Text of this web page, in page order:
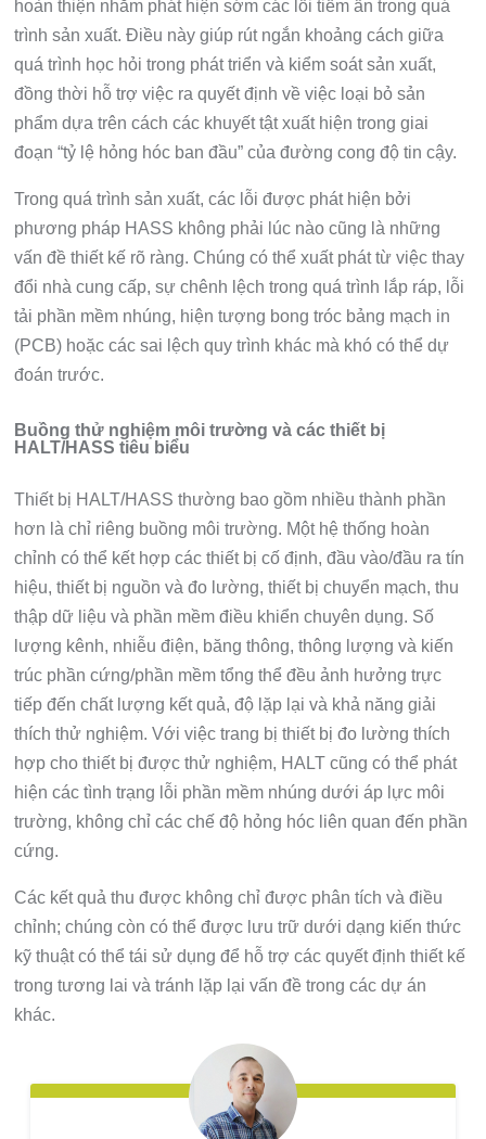
hoàn thiện nhằm phát hiện sớm các lỗi tiềm ẩn trong quá
trình sản xuất. Điều này giúp rút ngắn khoảng cách giữa
quá trình học hỏi trong phát triển và kiểm soát sản xuất,
đồng thời hỗ trợ việc ra quyết định về việc loại bỏ sản
phẩm dựa trên cách các khuyết tật xuất hiện trong giai
đoạn “tỷ lệ hỏng hóc ban đầu” của đường cong độ tin cậy.
Trong quá trình sản xuất, các lỗi được phát hiện bởi
phương pháp HASS không phải lúc nào cũng là những
vấn đề thiết kế rõ ràng. Chúng có thể xuất phát từ việc thay
đổi nhà cung cấp, sự chênh lệch trong quá trình lắp ráp, lỗi
tải phần mềm nhúng, hiện tượng bong tróc bảng mạch in
(PCB) hoặc các sai lệch quy trình khác mà khó có thể dự
đoán trước.
Buồng thử nghiệm môi trường và các thiết bị
HALT/HASS tiêu biểu
Thiết bị HALT/HASS thường bao gồm nhiều thành phần
hơn là chỉ riêng buồng môi trường. Một hệ thống hoàn
chỉnh có thể kết hợp các thiết bị cố định, đầu vào/đầu ra tín
hiệu, thiết bị nguồn và đo lường, thiết bị chuyển mạch, thu
thập dữ liệu và phần mềm điều khiển chuyên dụng. Số
lượng kênh, nhiễu điện, băng thông, thông lượng và kiến
trúc phần cứng/phần mềm tổng thể đều ảnh hưởng trực
tiếp đến chất lượng kết quả, độ lặp lại và khả năng giải
thích thử nghiệm. Với việc trang bị thiết bị đo lường thích
hợp cho thiết bị được thử nghiệm, HALT cũng có thể phát
hiện các tình trạng lỗi phần mềm nhúng dưới áp lực môi
trường, không chỉ các chế độ hỏng hóc liên quan đến phần
cứng.
Các kết quả thu được không chỉ được phân tích và điều
chỉnh; chúng còn có thể được lưu trữ dưới dạng kiến thức
kỹ thuật có thể tái sử dụng để hỗ trợ các quyết định thiết kế
trong tương lai và tránh lặp lại vấn đề trong các dự án
khác.